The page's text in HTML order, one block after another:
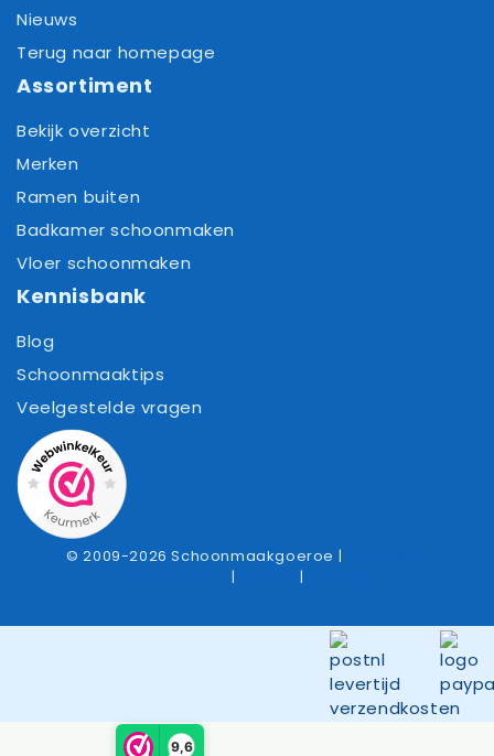
9,6
Nieuws
Terug naar homepage
Assortiment
Bekijk overzicht
Merken
Ramen buiten
Badkamer schoonmaken
Vloer schoonmaken
Kennisbank
Blog
Schoonmaaktips
Veelgestelde vragen
© 2009-2026 Schoonmaakgoeroe |
| |
0,00